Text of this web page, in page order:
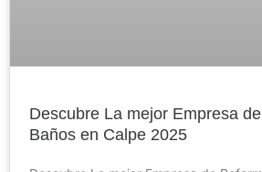
Descubre La mejor Empresa
Baños en Calpe 2025